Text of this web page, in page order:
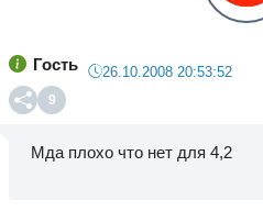
Гость 26.10.2008 20:53:52
9
Мда плохо что нет для 4,2